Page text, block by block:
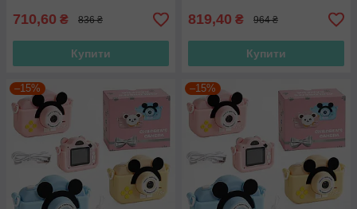
710,60 ₴ 836 ₴
Купити
819,40 ₴ 964 ₴
Купити
–15% –15%